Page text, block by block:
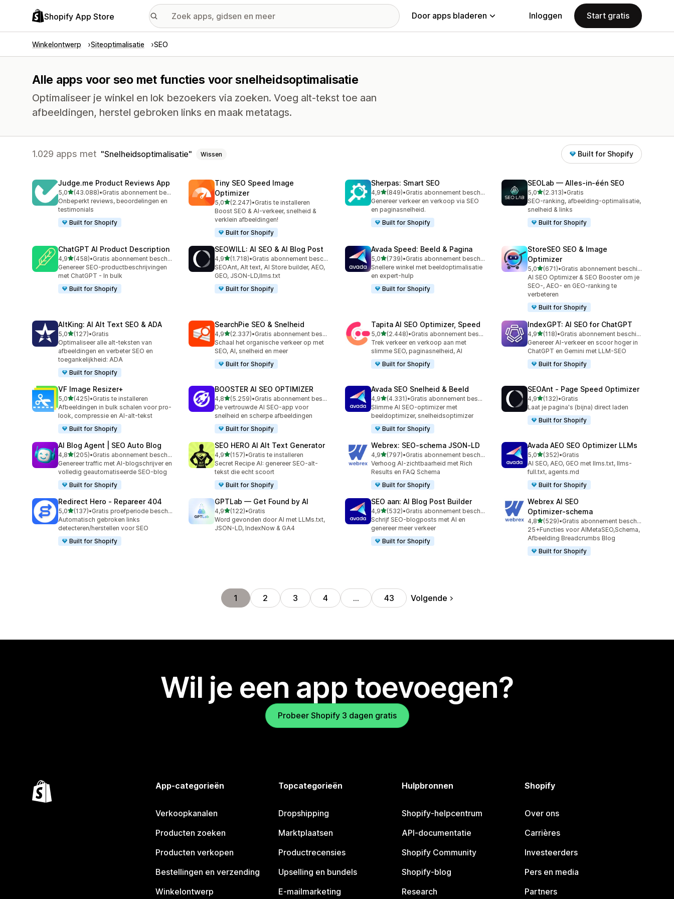
Shopify App Store Door apps bladeren Inloggen Start gratis
Winkelontwerp Siteoptimalisatie SEO
Alle apps voor seo met functies voor snelheidsoptimalisatie
Optimaliseer je winkel en lok bezoekers via zoeken. Voeg alt-tekst toe aan
afbeeldingen, herstel gebroken links en maak metatags.
1.029 apps met Snelheidsoptimalisatie Wissen Built for Shopify
Judge.me Product Reviews App
5,0van 5 sterren
(43.088)
43088 recensies in totaal
•
Gratis abonnement beschikbaar
Onbeperkt reviews, beoordelingen en
testimonials
Built for Shopify
Tiny SEO Speed Image
Optimizer
5,0van 5 sterren
(2.247)
2247 recensies in totaal
•Gratis te installeren
Boost SEO & AI-verkeer, snelheid &
verklein afbeeldingen!
Built for Shopify
Sherpas: Smart SEO
4,9van 5 sterren
(849)
849 recensies in totaal
•
Gratis abonnement beschikbaar
Genereer verkeer en verkoop via SEO
en paginasnelheid.
Built for Shopify
SEOLab — Alles‑in‑één SEO
5,0van 5 sterren
(2.313)
2313 recensies in totaal
•Gratis
SEO-ranking, afbeelding-optimalisatie,
snelheid & links
Built for Shopify
ChatGPT AI Product Description
4,9van 5 sterren
(458)
458 recensies in totaal
•
Gratis abonnement beschikbaar
Genereer SEO-productbeschrijvingen
met ChatGPT - In bulk
Built for Shopify
SEOWILL: AI SEO & AI Blog Post
4,9van 5 sterren
(1.718)
1718 recensies in totaal
•
Gratis abonnement beschikbaar
SEOAnt, Alt text, AI Store builder, AEO,
GEO, JSON-LD,llms.txt
Built for Shopify
Avada Speed: Beeld & Pagina
5,0van 5 sterren
(739)
739 recensies in totaal
•
Gratis abonnement beschikbaar
Snellere winkel met beeldoptimalisatie
en expert-hulp
Built for Shopify
StoreSEO SEO & Image
Optimizer
5,0van 5 sterren
(671)
671 recensies in totaal
•
Gratis abonnement beschikbaar
AI SEO Optimizer & SEO Booster om je
SEO-, AEO- en GEO-ranking te
verbeteren
Built for Shopify
AltKing: AI Alt Text SEO & ADA
5,0van 5 sterren
(127)
127 recensies in totaal
•Gratis
Optimaliseer alle alt-teksten van
afbeeldingen en verbeter SEO en
toegankelijkheid: ADA
Built for Shopify
SearchPie SEO & Snelheid
4,9van 5 sterren
(2.337)
2337 recensies in totaal
•
Gratis abonnement beschikbaar
Schaal het organische verkeer op met
SEO, AI, snelheid en meer
Built for Shopify
Tapita AI SEO Optimizer, Speed
5,0van 5 sterren
(2.448)
2448 recensies in totaal
•
Gratis abonnement beschikbaar
Trek verkeer en verkoop aan met
slimme SEO, paginasnelheid, AI
Built for Shopify
IndexGPT: AI SEO for ChatGPT
4,9van 5 sterren
(118)
118 recensies in totaal
•
Gratis abonnement beschikbaar
Genereer AI-verkeer en scoor hoger in
ChatGPT en Gemini met LLM-SEO
Built for Shopify
VF Image Resizer+
5,0van 5 sterren
(425)
425 recensies in totaal
•Gratis te installeren
Afbeeldingen in bulk schalen voor pro-
look, compressie en AI-alt-tekst
Built for Shopify
BOOSTER AI SEO OPTIMIZER
4,8van 5 sterren
(5.259)
5259 recensies in totaal
•
Gratis abonnement beschikbaar
De vertrouwde AI SEO-app voor
snelheid en scherpe afbeeldingen
Built for Shopify
Avada SEO Snelheid & Beeld
4,9van 5 sterren
(4.331)
4331 recensies in totaal
•
Gratis abonnement beschikbaar
Slimme AI SEO-optimizer met
beeldoptimizer, snelheidsoptimizer
Built for Shopify
SEOAnt ‑ Page Speed Optimizer
4,9van 5 sterren
(132)
132 recensies in totaal
•Gratis
Laat je pagina's (bijna) direct laden
Built for Shopify
AI Blog Agent | SEO Auto Blog
4,8van 5 sterren
(205)
205 recensies in totaal
•
Gratis abonnement beschikbaar
Genereer traffic met AI-blogschrijver en
volledig geautomatiseerde SEO-blog
Built for Shopify
SEO HERO AI Alt Text Generator
4,9van 5 sterren
(157)
157 recensies in totaal
•Gratis te installeren
Secret Recipe AI: genereer SEO-alt-
tekst die echt scoort
Built for Shopify
Webrex: SEO‑schema JSON‑LD
4,9van 5 sterren
(797)
797 recensies in totaal
•
Gratis abonnement beschikbaar
Verhoog AI-zichtbaarheid met Rich
Results en FAQ Schema
Built for Shopify
Avada AEO SEO Optimizer LLMs
5,0van 5 sterren
(352)
352 recensies in totaal
•Gratis
AI SEO, AEO, GEO met llms.txt, llms-
full.txt, agents.md
Built for Shopify
Redirect Hero ‑ Repareer 404
5,0van 5 sterren
(137)
137 recensies in totaal
•
Gratis proefperiode beschikbaar
Automatisch gebroken links
detecteren/herstellen voor SEO
Built for Shopify
GPTLab — Get Found by AI
4,9van 5 sterren
(122)
122 recensies in totaal
•Gratis
Word gevonden door AI met LLMs.txt,
JSON-LD, IndexNow & GA4
SEO aan: AI Blog Post Builder
4,9van 5 sterren
(532)
532 recensies in totaal
•
Gratis abonnement beschikbaar
Schrijf SEO-blogposts met AI en
genereer meer verkeer
Built for Shopify
Webrex AI SEO
Optimizer‑schema
4,8van 5 sterren
(529)
529 recensies in totaal
•
Gratis abonnement beschikbaar
25+Functies voor AIMetaSEO,Schema,
Afbeelding Breadcrumbs BIog
Built for Shopify
1 2 3 4 … 43 Volgende
Wil je een app toevoegen?
Probeer Shopify 3 dagen gratis
App-categorieën
Verkoopkanalen
Producten zoeken
Producten verkopen
Bestellingen en verzending
Winkelontwerp
Topcategorieën
Dropshipping
Marktplaatsen
Productrecensies
Upselling en bundels
E-mailmarketing
Hulpbronnen
Shopify-helpcentrum
API-documentatie
Shopify Community
Shopify-blog
Research
Shopify
Over ons
Carrières
Investeerders
Pers en media
Partners